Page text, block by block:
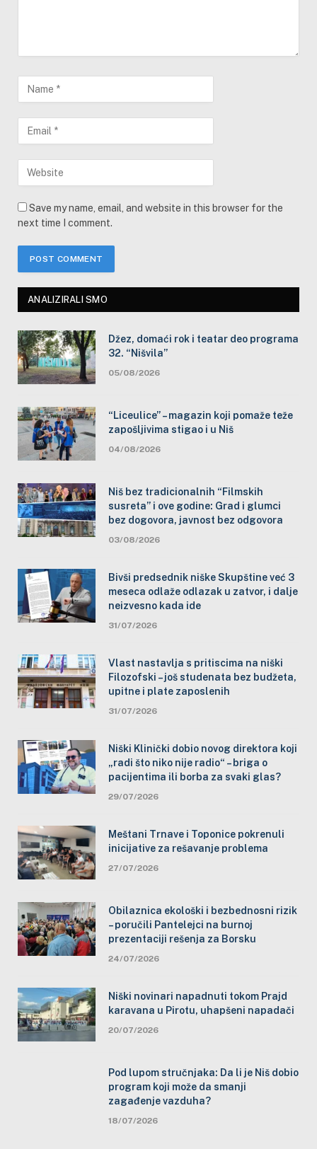
Save my name, email, and website in this browser for the
next time I comment.
ANALIZIRALI SMO
Džez, domaći rok i teatar deo programa
32. “Nišvila”
05/08/2026
“Liceulice” – magazin koji pomaže teže
zapošljivima stigao i u Niš
04/08/2026
Niš bez tradicionalnih “Filmskih
susreta” i ove godine: Grad i glumci
bez dogovora, javnost bez odgovora
03/08/2026
Bivši predsednik niške Skupštine već 3
meseca odlaže odlazak u zatvor, i dalje
neizvesno kada ide
31/07/2026
Vlast nastavlja s pritiscima na niški
Filozofski – još studenata bez budžeta,
upitne i plate zaposlenih
31/07/2026
Niški Klinički dobio novog direktora koji
„radi što niko nije radio“ – briga o
pacijentima ili borba za svaki glas?
29/07/2026
Meštani Trnave i Toponice pokrenuli
inicijative za rešavanje problema
27/07/2026
Obilaznica ekološki i bezbednosni rizik
– poručili Pantelejci na burnoj
prezentaciji rešenja za Borsku
24/07/2026
Niški novinari napadnuti tokom Prajd
karavana u Pirotu, uhapšeni napadači
20/07/2026
Pod lupom stručnjaka: Da li je Niš dobio
program koji može da smanji
zagađenje vazduha?
18/07/2026